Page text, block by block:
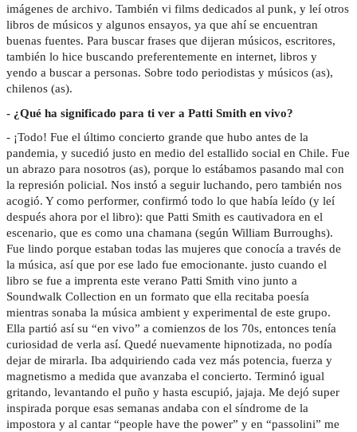
imágenes de archivo. También vi films dedicados al punk, y leí otros
libros de músicos y algunos ensayos, ya que ahí se encuentran
buenas fuentes. Para buscar frases que dijeran músicos, escritores,
también lo hice buscando preferentemente en internet, libros y
yendo a buscar a personas. Sobre todo periodistas y músicos (as),
chilenos (as).
- ¿Qué ha significado para ti ver a Patti Smith en vivo?
- ¡Todo! Fue el último concierto grande que hubo antes de la
pandemia, y sucedió justo en medio del estallido social en Chile. Fue
un abrazo para nosotros (as), porque lo estábamos pasando mal con
la represión policial. Nos instó a seguir luchando, pero también nos
acogió. Y como performer, confirmó todo lo que había leído (y leí
después ahora por el libro): que Patti Smith es cautivadora en el
escenario, que es como una chamana (según William Burroughs).
Fue lindo porque estaban todas las mujeres que conocía a través de
la música, así que por ese lado fue emocionante. justo cuando el
libro se fue a imprenta este verano Patti Smith vino junto a
Soundwalk Collection en un formato que ella recitaba poesía
mientras sonaba la música ambient y experimental de este grupo.
Ella partió así su “en vivo” a comienzos de los 70s, entonces tenía
curiosidad de verla así. Quedé nuevamente hipnotizada, no podía
dejar de mirarla. Iba adquiriendo cada vez más potencia, fuerza y
magnetismo a medida que avanzaba el concierto. Terminó igual
gritando, levantando el puño y hasta escupió, jajaja. Me dejó super
inspirada porque esas semanas andaba con el síndrome de la
impostora y al cantar “people have the power” y en “passolini” me